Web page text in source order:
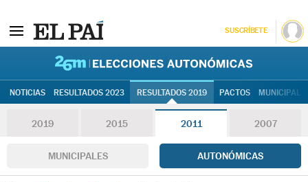
SUSCRÍBETE
NOTICIAS RESULTADOS 2023 RESULTADOS 2019 PACTOS
2019 2015 2011 2007
MUNICIPALES AUTONÓMICAS